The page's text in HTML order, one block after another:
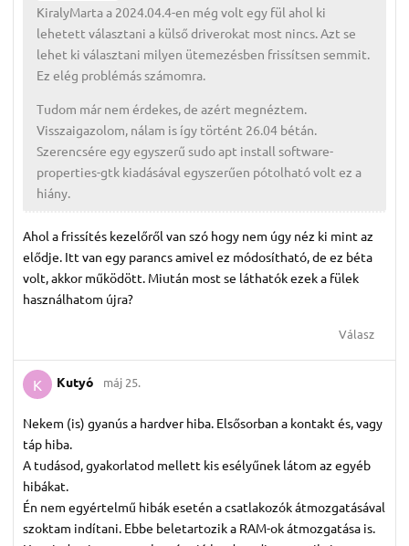
KiralyMarta a 2024.04.4-en még volt egy fül ahol ki
lehetett választani a külső driverokat most nincs. Azt se
lehet ki választani milyen ütemezésben frissítsen semmit.
Ez elég problémás számomra.
Tudom már nem érdekes, de azért megnéztem.
Visszaigazolom, nálam is így történt 26.04 bétán.
Szerencsére egy egyszerű sudo apt install software-
properties-gtk kiadásával egyszerűen pótolható volt ez a
hiány.
Ahol a frissítés kezelőről van szó hogy nem úgy néz ki mint az
elődje. Itt van egy parancs amivel ez módosítható, de ez béta
volt, akkor működött. Miután most se láthatók ezek a fülek
használhatom újra?
Válasz
K Kutyó máj 25.
Nekem (is) gyanús a hardver hiba. Elsősorban a kontakt és, vagy
táp hiba.
A tudásod, gyakorlatod mellett kis esélyűnek látom az egyéb
hibákat.
Én nem egyértelmű hibák esetén a csatlakozók átmozgatásával
szoktam indítani. Ebbe beletartozik a RAM-ok átmozgatása is.